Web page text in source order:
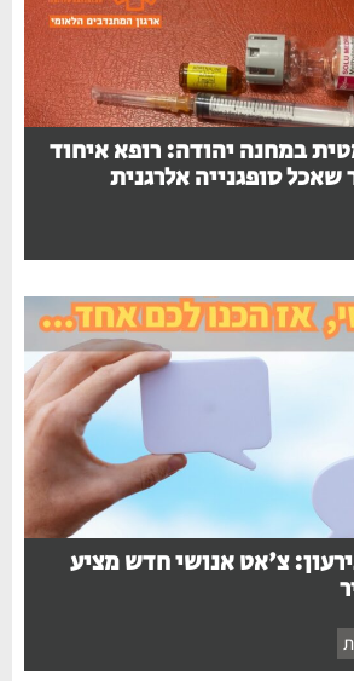
במחנה יהודה: רופא איחוד
שאכל סופגנייה אלרגנית
צ'אט אנושי חדש מציע